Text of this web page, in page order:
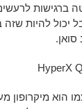
ברגישות
יכול להיות שזה
הוא מיקרופון